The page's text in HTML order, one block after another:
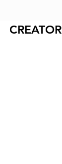
CREATOR